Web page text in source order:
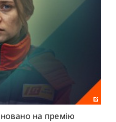
на премію